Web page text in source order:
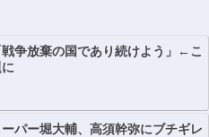
争放棄の国であり続けよう」←こ
パー堀大輔、高須幹弥にブチギレ